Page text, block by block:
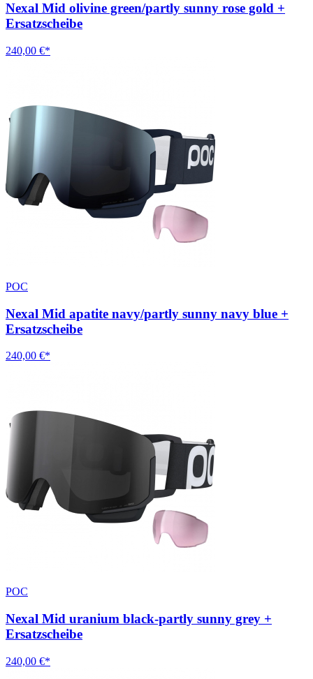
Nexal Mid olivine green/partly sunny rose gold +
Ersatzscheibe
240,00 €*
POC
Nexal Mid apatite navy/partly sunny navy blue +
Ersatzscheibe
240,00 €*
POC
Nexal Mid uranium black-partly sunny grey +
Ersatzscheibe
240,00 €*